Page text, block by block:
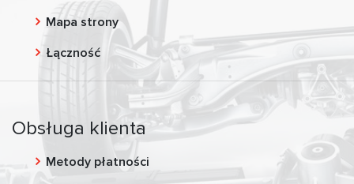
Mapa strony
Łączność
Obsługa klienta
Metody płatności